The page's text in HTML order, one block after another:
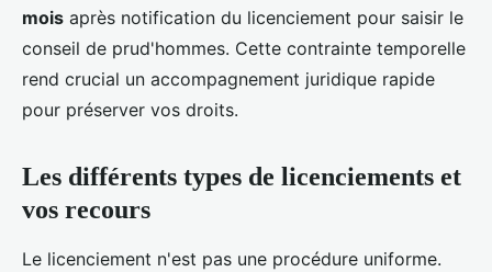
mois après notification du licenciement pour saisir le
conseil de prud'hommes. Cette contrainte temporelle
rend crucial un accompagnement juridique rapide
pour préserver vos droits.
Les différents types de licenciements et
vos recours
Le licenciement n'est pas une procédure uniforme.